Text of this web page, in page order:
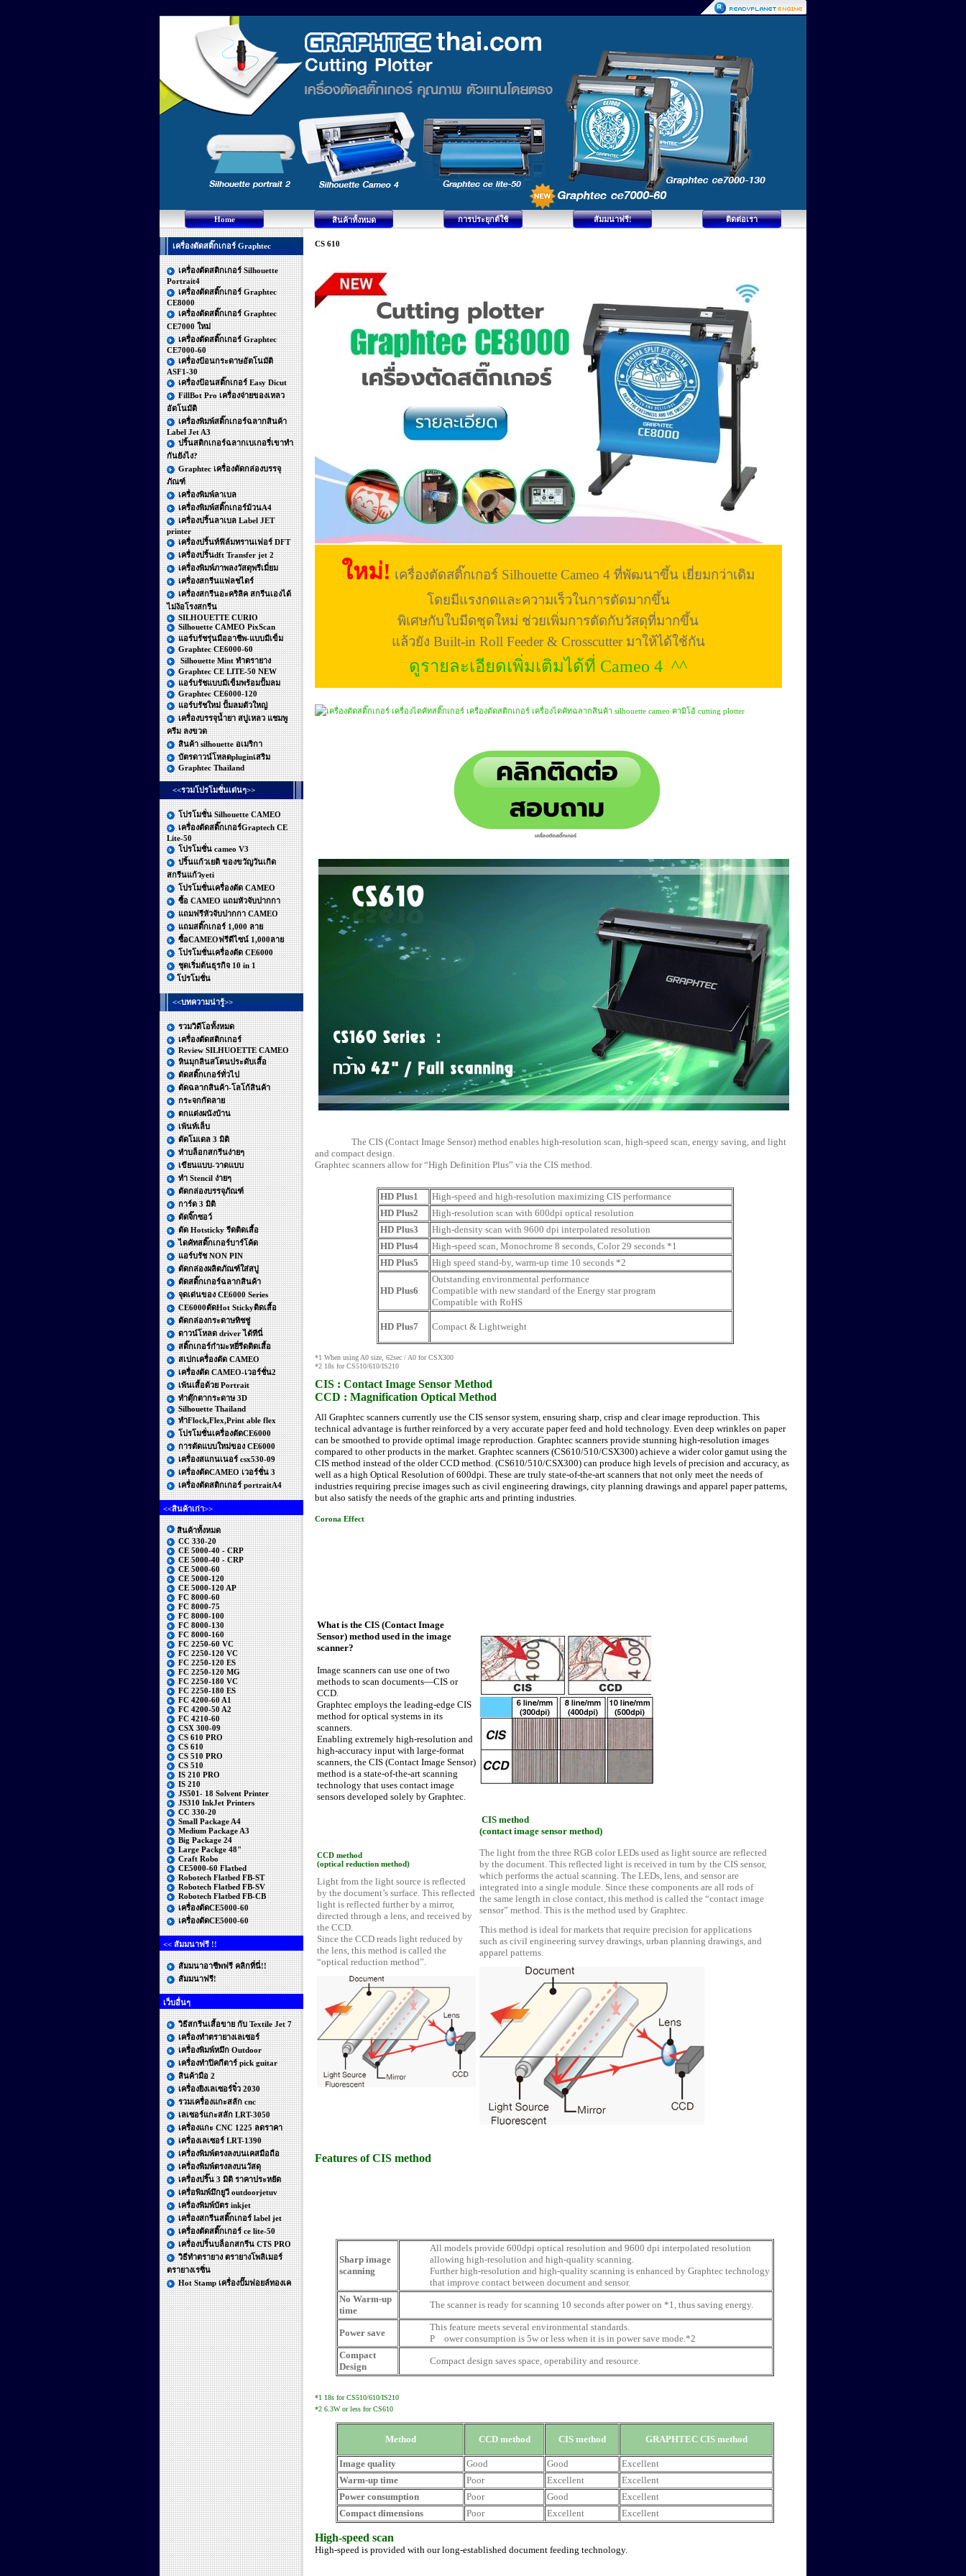
Home สินค้าทั้งหมด การประยุกต์ใช้ สัมมนาฟรี! ติดต่อเรา
เครื่องตัดสติ๊กเกอร์ Graphtec
เครื่องตัดสติกเกอร์ Silhouette
Portrait4
เครื่องตัดสติ๊กเกอร์ Graphtec
CE8000
เครื่องตัดสติ๊กเกอร์ Graphtec
CE7000 ใหม่
เครื่องตัดสติ๊กเกอร์ Graphtec
CE7000-60
เครื่องป้อนกระดาษอัตโนมัติ
ASF1-30
เครื่องป้อนสติ๊กเกอร์ Easy Dicut
FillBot Pro เครื่องจ่ายของเหลว
อัตโนมัติ
เครื่องพิมพ์สติ๊กเกอร์ฉลากสินค้า
Label Jet A3
ปริ้นสติกเกอร์ฉลากเบเกอรี่เขาทำ
กันยังไง?
Graphtec เครื่องตัดกล่องบรรจุ
ภัณฑ์
เครื่องพิมพ์ลาเบล
เครื่องพิมพ์สติ๊กเกอร์ม้วนA4
เครื่องปริ้นลาเบล Label JET
printer
เครื่องปริ้นท์ฟิล์มทรานเฟอร์ DFT
เครื่องปริ้นdft Transfer jet 2
เครื่องพิมพ์ภาพลงวัสดุพรีเมี่ยม
เครื่องสกรีนแฟลชไดร์
เครื่องสกรีนอะคริลิค สกรีนเองได้
ไม่ง้อโรงสกรีน
SILHOUETTE CURIO
Silhouette CAMEO PixScan
แอร์บรัชรุ่นมืออาชีพ-แบบมีเข็ม
Graphtec CE6000-60
Silhouette Mint ทำตรายาง
Graphtec CE LITE-50 NEW
แอร์บรัชแบบมีเข็มพร้อมปั้มลม
Graphtec CE6000-120
แอร์บรัชใหม่ ปั้มลมตัวใหญ่
เครื่องบรรจุน้ำยา สบู่เหลว แชมพู
ครีม ลงขวด
สินค้า silhouette อเมริกา
บัตรดาวน์โหลดpluginเสริม
Graphtec Thailand
<<รวมโปรโมชั่นเด่นๆ>>
โปรโมชั่น Silhouette CAMEO
เครื่องตัดสติ๊กเกอร์Graptech CE
Lite-50
โปรโมชั่น cameo V3
ปริ้นแก้วเยติ ของขวัญวันเกิด
สกรีนแก้วyeti
โปรโมชั่นเครื่องตัด CAMEO
ซื้อ CAMEO แถมหัวจับปากกา
แถมฟรีหัวจับปากกา CAMEO
แถมสติ๊กเกอร์ 1,000 ลาย
ซื้อCAMEOฟรีดีไซน์ 1,000ลาย
โปรโมชั่นเครื่องตัด CE6000
ชุดเริ่มต้นธุรกิจ 10 in 1
โปรโมชั่น
<<บทความน่ารู้>>
รวมวิดีโอทั้งหมด
เครื่องตัดสติกเกอร์
Review SILHUOETTE CAMEO
หินมุกลินสโตนประดับเสื้อ
ตัดสติ๊กเกอร์ทั่วไป
ตัดฉลากสินค้า-โลโก้สินค้า
กระจกกัดลาย
ตกแต่งผนังบ้าน
เพ้นท์เล็บ
ตัดโมเดล 3 มิติ
ทำบล็อกสกรีนง่ายๆ
เขียนแบบ-วาดแบบ
ทำ Stencil ง่ายๆ
ตัดกล่องบรรจุภัณฑ์
การ์ด 3 มิติ
ตัดจิ๊กซอว์
ตัด Hotsticky รีดติดเสื้อ
ไดคัทสติ๊กเกอร์บาร์โค้ด
แอร์บรัช NON PIN
ตัดกล่องผลิตภัณฑ์ใส่สบู่
ตัดสติ๊กเกอร์ฉลากสินค้า
จุดเด่นของ CE6000 Series
CE6000ตัดHot Stickyติดเสื้อ
ตัดกล่องกระดาษทิชชู่
ดาวน์โหลด driver ได้ทีนี่
สติ๊กเกอร์กำมะหยี่รีดติดเสื้อ
สเปกเครื่องตัด CAMEO
เครื่องตัด CAMEO-เวอร์ชั่น2
เพ้นเสื้อด้วย Portrait
ทำตุ๊กตากระดาษ 3D
Silhouette Thailand
ทำFlock,Flex,Print able flex
โปรโมชั่นเครื่องตัดCE6000
การตัดแบบใหม่ของ CE6000
เครื่องสแกนเนอร์ csx530-09
เครื่องตัดCAMEO เวอร์ชั่น 3
เครื่องตัดสติกเกอร์ portraitA4
<<สินค้าเก่า>>
สินค้าทั้งหมด
CC 330-20
CE 5000-40 - CRP
CE 5000-40 - CRP
CE 5000-60
CE 5000-120
CE 5000-120 AP
FC 8000-60
FC 8000-75
FC 8000-100
FC 8000-130
FC 8000-160
FC 2250-60 VC
FC 2250-120 VC
FC 2250-120 ES
FC 2250-120 MG
FC 2250-180 VC
FC 2250-180 ES
FC 4200-60 A1
FC 4200-50 A2
FC 4210-60
CSX 300-09
CS 610 PRO
CS 610
CS 510 PRO
CS 510
IS 210 PRO
IS 210
JS501- 18 Solvent Printer
JS310 InkJet Printers
CC 330-20
Small Package A4
Medium Package A3
Big Package 24
Large Packge 48"
Craft Robo
CE5000-60 Flatbed
Robotech Flatbed FB-ST
Robotech Flatbed FB-SV
Robotech Flatbed FB-CB
เครื่องตัดCE5000-60
เครื่องตัดCE5000-60
<< สัมมนาฟรี !!
สัมมนาอาชีพฟรี คลิกที่นี่!!
สัมมนาฟรี!
เว็บอื่นๆ
วิธีสกรีนเสื้อขาย กับ Textile Jet 7
เครื่องทำตรายางเลเซอร์
เครื่องพิมพ์หมึก Outdoor
เครื่องทําปิคกีตาร์ pick guitar
สินค้ามือ 2
เครื่องยิงเลเซอร์จิ๋ว 2030
รวมเครื่องแกะสลัก cnc
เลเซอร์แกะสลัก LRT-3050
เครื่องแกะ CNC 1225 ลดราคา
เครื่องเลเซอร์ LRT-1390
เครื่องพิมพ์ตรงลงบนเคสมือถือ
เครื่องพิมพ์ตรงลงบนวัสดุ
เครื่องปริ๊น 3 มิติ ราคาประหยัด
เครื่อพิมพ์มึกยูวี outdoorjetuv
เครื่องพิมพ์บัตร inkjet
เครื่องสกรีนสติ๊กเกอร์ label jet
เครื่องตัดสติ๊กเกอร์ ce lite-50
เครื่องปริ้นบล็อกสกรีน CTS PRO
วิธีทำตรายาง ตรายางโพลิเมอร์
ตรายางเรซิ่น
Hot Stamp เครื่องปั๊มฟอยล์ทองเค
CS 610
ใหม่! เครื่องตัดสติ๊กเกอร์ Silhouette Cameo 4 ที่พัฒนาขึ้น เยี่ยมกว่าเดิม
โดยมีแรงกดและความเร็วในการตัดมากขึ้น
พิเศษกับใบมีดชุดใหม่ ช่วยเพิ่มการตัดกับวัสดุที่มากขึ้น
แล้วยัง Built-in Roll Feeder & Crosscutter มาให้ได้ใช้กัน
ดูรายละเอียดเพิ่มเติมได้ที่ Cameo 4 ^^
The CIS (Contact Image Sensor) method enables high-resolution scan, high-speed scan, energy saving, and light
and compact design.
Graphtec scanners allow for “High Definition Plus” via the CIS method.
HD Plus1
High-speed and high-resolution maximizing CIS performance
HD Plus2
High-resolution scan with 600dpi optical resolution
HD Plus3
High-density scan with 9600 dpi interpolated resolution
HD Plus4
High-speed scan, Monochrome 8 seconds, Color 29 seconds *1
HD Plus5
High speed stand-by, warm-up time 10 seconds *2
HD Plus6
Outstanding environmental performance
Compatible with new standard of the Energy star program
Compatible with RoHS
HD Plus7 Compact & Lightweight
*1 When using A0 size, 62sec / A0 for CSX300
*2 18s for CS510/610/IS210
CIS : Contact Image Sensor Method
CCD : Magnification Optical Method
All Graphtec scanners currently use the CIS sensor system, ensuring sharp, crisp and clear image reproduction. This
technical advantage is further reinforced by a very accurate paper feed and hold technology. Even deep wrinkles on paper
can be smoothed to provide optimal image reproduction. Graphtec scanners provide stunning high-resolution images
compared to other products in the market. Graphtec scanners (CS610/510/CSX300) achieve a wider color gamut using the
CIS method instead of the older CCD method. (CS610/510/CSX300) can produce high levels of precision and accuracy, as
well as a high Optical Resolution of 600dpi. These are truly state-of-the-art scanners that not only meet the needs of
industries requiring precise images such as civil engineering drawings, city planning drawings and apparel paper patterns,
but also satisfy the needs of the graphic arts and printing industries.
Corona Effect
What is the CIS (Contact Image
Sensor) method used in the image
scanner?
Image scanners can use one of two
methods to scan documents—CIS or
CCD.
Graphtec employs the leading-edge CIS
method for optical systems in its
scanners.
Enabling extremely high-resolution and
high-accuracy input with large-format
scanners, the CIS (Contact Image Sensor)
method is a state-of-the-art scanning
technology that uses contact image
sensors developed solely by Graphtec.
CCD method
(optical reduction method)
Light from the light source is reflected
by the document’s surface. This reflected
light is reflected further by a mirror,
directed through a lens, and received by
the CCD.
Since the CCD reads light reduced by
the lens, this method is called the
“optical reduction method”.
CIS method
(contact image sensor method)
The light from the three RGB color LEDs used as light source are reflected
by the document. This reflected light is received in turn by the CIS sensor,
which performs the actual scanning. The LEDs, lens, and sensor are
integrated into a single module. Since these components are all rods of
the same length in close contact, this method is called the “contact image
sensor” method. This is the method used by Graphtec.
This method is ideal for markets that require precision for applications
such as civil engineering survey drawings, urban planning drawings, and
apparel patterns.
Features of CIS method
Sharp image
scanning
All models provide 600dpi optical resolution and 9600 dpi interpolated resolution
allowing high-resolution and high-quality scanning.
Further high-resolution and high-quality scanning is enhanced by Graphtec technology
that improve contact between document and sensor.
No Warm-up
time
The scanner is ready for scanning 10 seconds after power on *1, thus saving energy.
Power save
This feature meets several environmental standards.
P ower consumption is 5w or less when it is in power save mode.*2
Compact
Design
Compact design saves space, operability and resource.
*1 18s for CS510/610/IS210
*2 6.3W or less for CS610
Method CCD method CIS method GRAPHTEC CIS method
Image quality Good Good
Excellent
Warm-up time
Poor Excellent
Excellent
Power consumption
Poor Good
Excellent
Compact dimensions
Poor Excellent Excellent
High-speed scan
High-speed is provided with our long-established document feeding technology.